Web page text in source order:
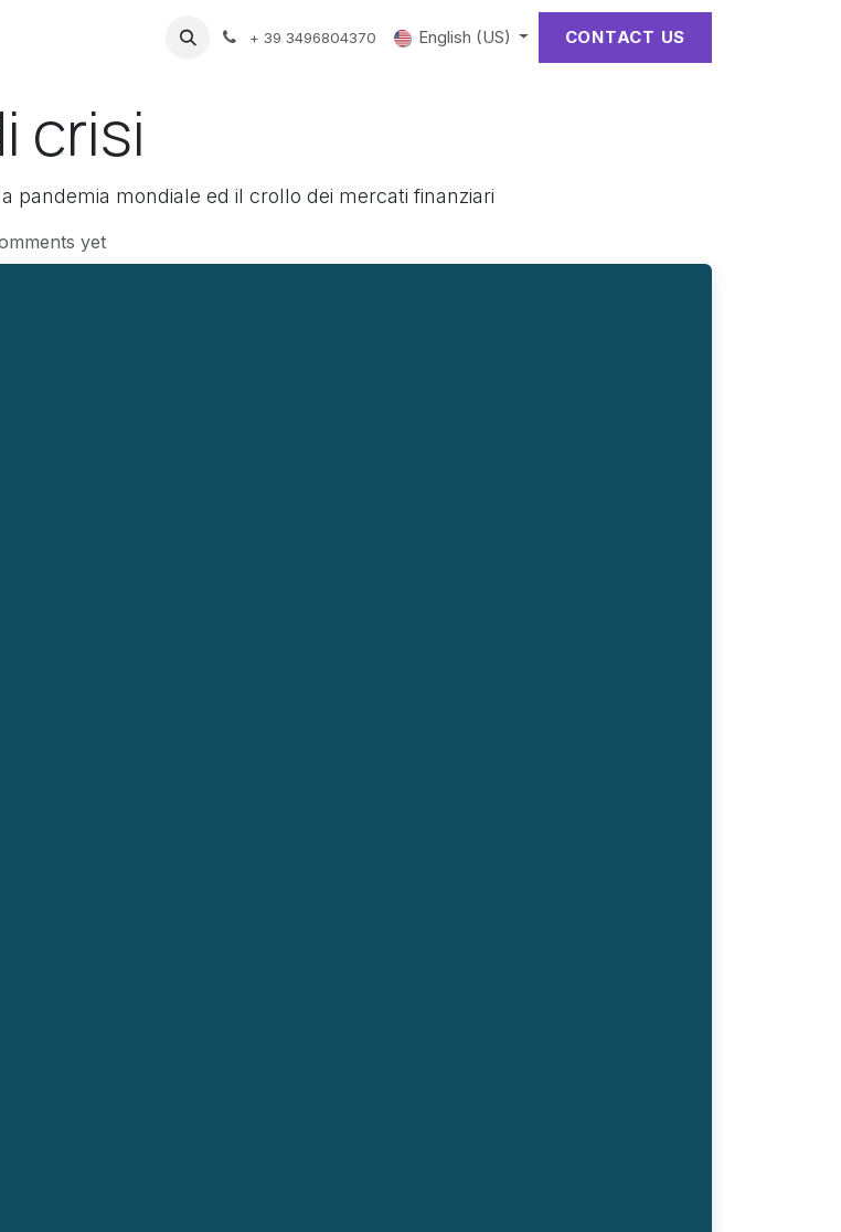
+ 39 3496804370 English (US) CONTACT US
crisi
pandemia mondiale ed il crollo dei mercati finanziari
yet